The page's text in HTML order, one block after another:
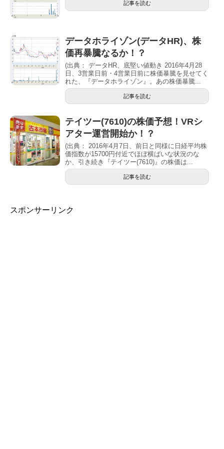
記事を読む
データホライゾン(データHR)、株
価再暴騰なるか！？
(出典： データHR、底堅い値動き 2016年4月28
日、3営業日前・4営業日前に株価暴騰を見せてく
れた、『データホライゾン』。あの株価暴騰...
記事を読む
テイツー(7610)の株価予想！VRシ
アター運営開始か！？
(出典： 2016年4月7日、前日と同様に日経平均株
価指数が15700円付近でほぼ横ばいな状況のな
か、引き続き『テイツー(7610)』の株価は...
記事を読む
スポンサーリンク